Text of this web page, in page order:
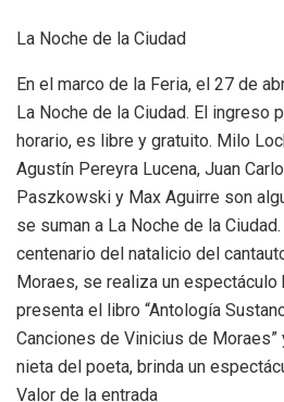
La Noche de la Ciudad
En el marco de la Feria, el 27 de
La Noche de la Ciudad. El ingreso
horario, es libre y gratuito. Milo
Agustín Pereyra Lucena, Juan
Paszkowski y Max Aguirre son
se suman a La Noche de la
centenario del natalicio del
Moraes, se realiza un espectáculo
presenta el libro “Antología
Canciones de Vinicius de
nieta del poeta, brinda un
Valor de la entrada